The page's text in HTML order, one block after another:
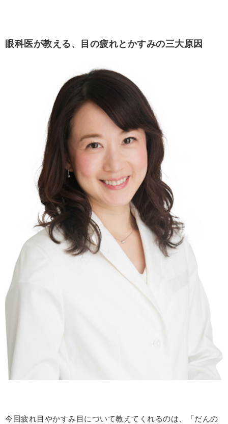
眼科医が教える、目の疲れとかすみの三大原因
今回疲れ目やかすみ目について教えてくれるのは、「だんの